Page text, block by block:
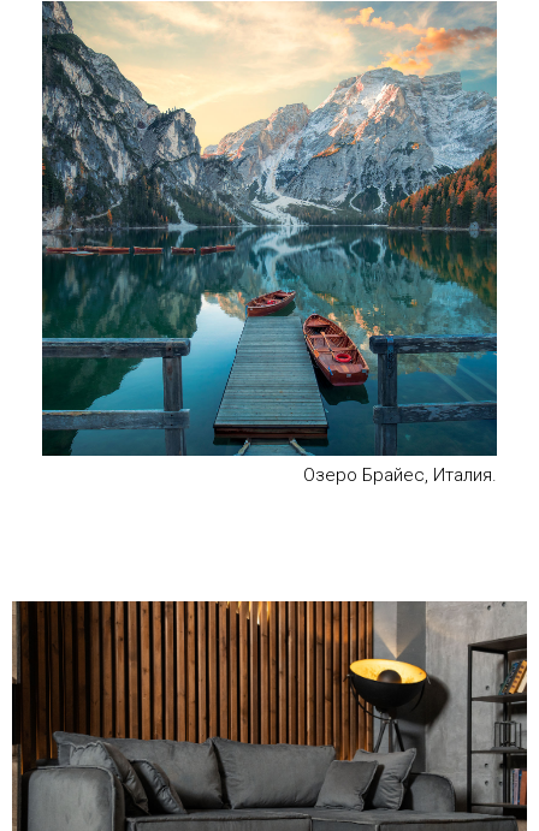
Озеро Брайес, Италия.